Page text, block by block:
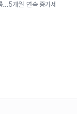
…5개월 연속 증가세